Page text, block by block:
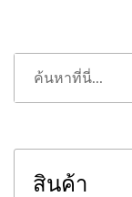
สินค้า